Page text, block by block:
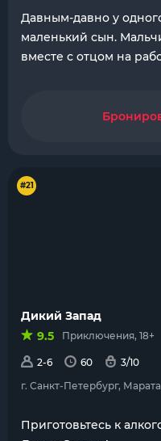
Давным-давно у
маленький сын.
вместе с отцом на
#21
Дикий Запад
9.5
Приключения, 18+
2-6 60
3/10
г. Санкт-Петербург,
Приготовьтесь к